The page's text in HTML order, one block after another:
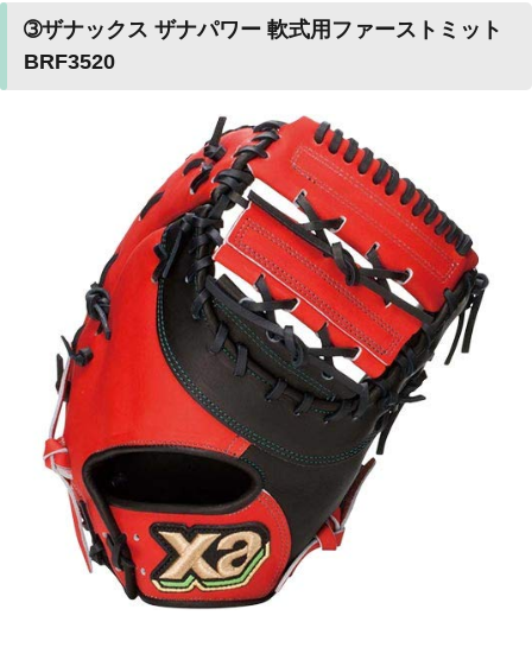
➂ザナックス ザナパワー 軟式用ファーストミット
BRF3520